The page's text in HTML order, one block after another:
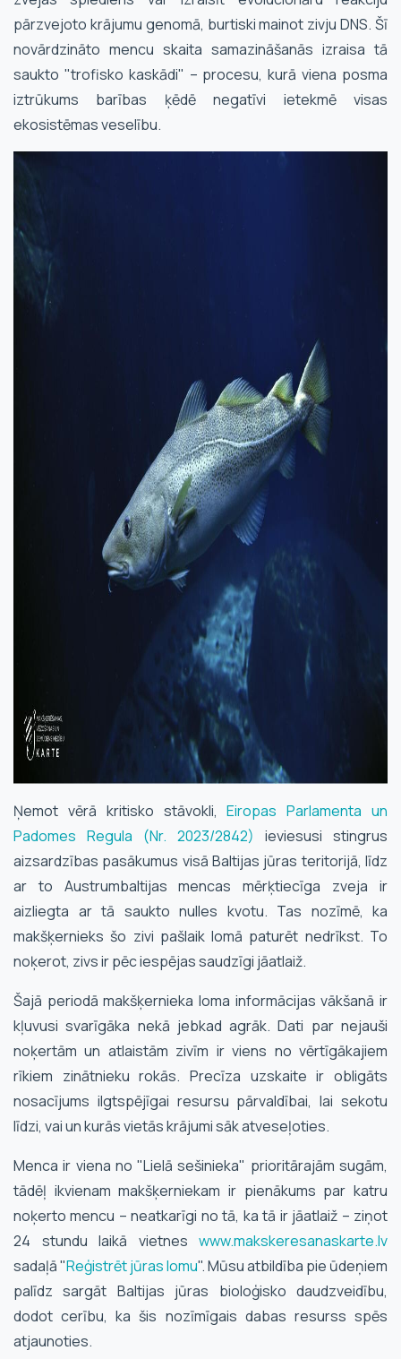
pārzvejoto krājumu genomā, burtiski mainot zivju DNS. Šī
novārdzināto mencu skaita samazināšanās izraisa tā
saukto "trofisko kaskādi" – procesu, kurā viena posma
iztrūkums barības ķēdē negatīvi ietekmē visas
ekosistēmas veselību.
Ņemot vērā kritisko stāvokli,Eiropas Parlamenta un
Padomes Regula (Nr. 2023/2842) ieviesusi stingrus
aizsardzības pasākumus visā Baltijas jūras teritorijā, līdz
ar to Austrumbaltijas mencas mērķtiecīga zveja ir
aizliegta ar tā saukto nulles kvotu. Tas nozīmē, ka
makšķernieks šo zivi pašlaik lomā paturēt nedrīkst. To
noķerot, zivs ir pēc iespējas saudzīgi jāatlaiž.
Šajā periodā makšķernieka loma informācijas vākšanā ir
kļuvusi svarīgāka nekā jebkad agrāk. Dati par nejauši
noķertām un atlaistām zivīm ir viens no vērtīgākajiem
rīkiem zinātnieku rokās. Precīza uzskaite ir obligāts
nosacījums ilgtspējīgai resursu pārvaldībai, lai sekotu
līdzi, vai un kurās vietās krājumi sāk atveseļoties.
Menca ir viena no "Lielā sešinieka" prioritārajām sugām,
tādēļ ikvienam makšķerniekam ir pienākums par katru
noķerto mencu – neatkarīgi no tā, ka tā ir jāatlaiž – ziņot
24 stundu laikā vietnes www.makskeresanaskarte.lv
sadaļā "Reģistrēt jūras lomu". Mūsu atbildība pie ūdeņiem
palīdz sargāt Baltijas jūras bioloģisko daudzveidību,
dodot cerību, ka šis nozīmīgais dabas resurss spēs
atjaunoties.